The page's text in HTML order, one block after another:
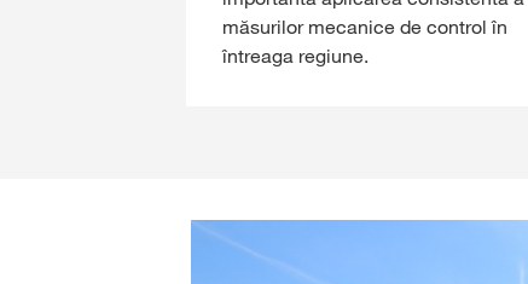
măsurilor mecanice de control în
întreaga regiune.